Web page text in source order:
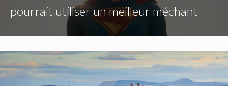
pourrait utiliser un meilleur méchant